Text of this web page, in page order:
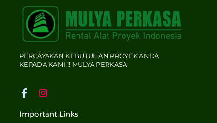
PERCAYAKAN KEBUTUHAN PROYEK ANDA
KEPADA KAMI !! MULYA PERKASA
F
c
I
s
Important Links